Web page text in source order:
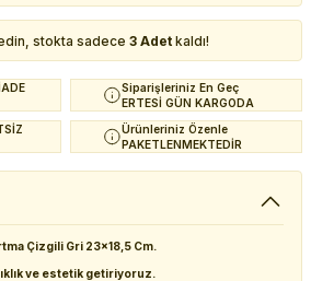
stokta sadece 3 Adet kaldı!
Siparişleriniz En Geç
ERTESİ GÜN KARGODA
Ürünleriniz Özenle
PAKETLENMEKTEDİR
Çizgili Gri 23x18,5 Cm.
ve estetik getiriyoruz.